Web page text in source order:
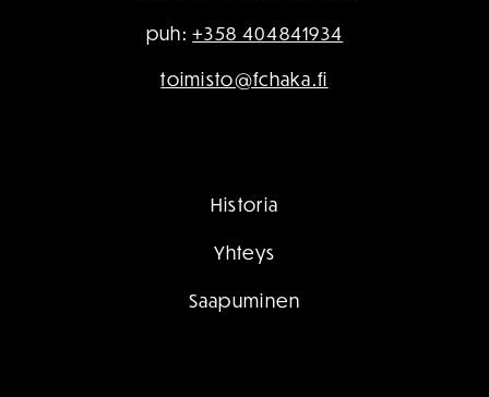
puh:+358 404841934
toimisto@fchaka.fi
Historia
Yhteys
Saapuminen